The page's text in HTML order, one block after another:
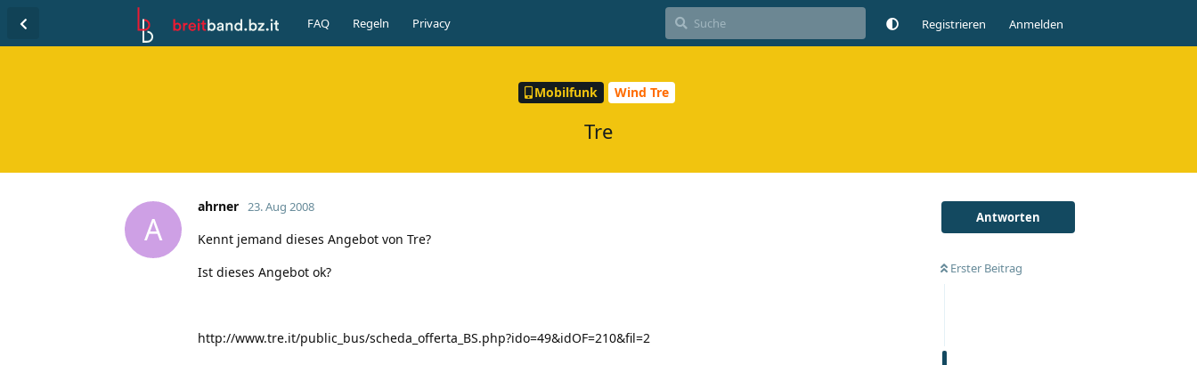
FAQ Regeln Privacy Registrieren Anmelden
Mobilfunk Wind Tre
Tre
Antworten
Erster Beitrag
A
ahrner 23. Aug 2008
Kennt jemand dieses Angebot von Tre?
Ist dieses Angebot ok?
http://www.tre.it/public_bus/scheda_offerta_BS.php?ido=49&idOF=210&fil=2